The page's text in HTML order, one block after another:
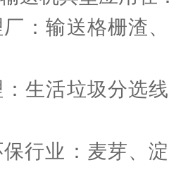
：输送格栅渣
：生活垃圾分选
行业‌：麦芽、